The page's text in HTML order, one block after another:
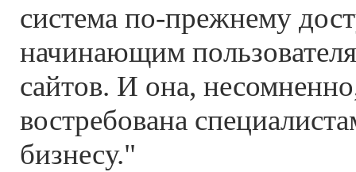
система по-прежнему
начинающим
сайтов. И она,
востребована
бизнесу."